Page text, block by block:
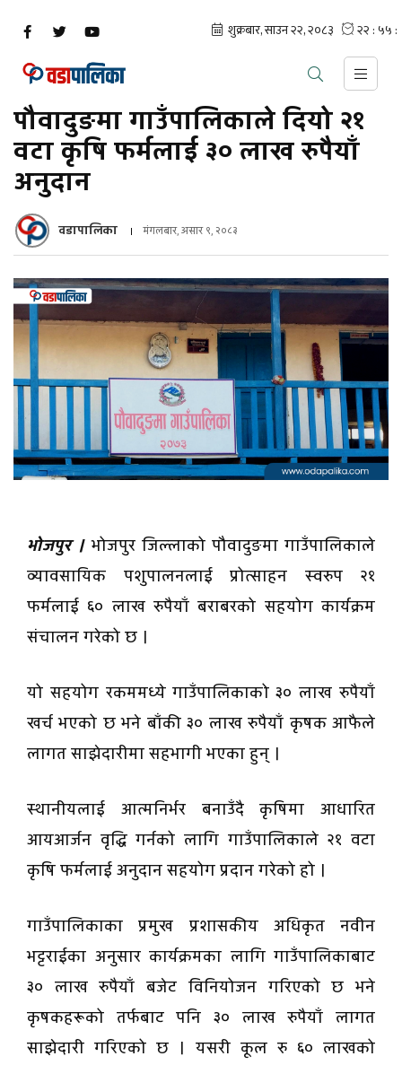
पौवादुङमा गाउँपालिकाले दियो २१
वटा कृषि फर्मलाई ३० लाख रुपैयाँ
अनुदान
वडापालिका मंगलबार, असार ९, २०८३
भोजपुर । भोजपुर जिल्लाको पौवादुङमा गाउँपालिकाले
व्यावसायिक पशुपालनलाई प्रोत्साहन स्वरुप २१
फर्मलाई ६० लाख रुपैयाँ बराबरको सहयोग कार्यक्रम
संचालन गरेको छ ।
यो सहयोग रकममध्ये गाउँपालिकाको ३० लाख रुपैयाँ
खर्च भएको छ भने बाँकी ३० लाख रुपैयाँ कृषक आफैले
लागत साझेदारीमा सहभागी भएका हुन् ।
स्थानीयलाई आत्मनिर्भर बनाउँदै कृषिमा आधारित
आयआर्जन वृद्धि गर्नको लागि गाउँपालिकाले २१ वटा
कृषि फर्मलाई अनुदान सहयोग प्रदान गरेको हो ।
गाउँपालिकाका प्रमुख प्रशासकीय अधिकृत नवीन
भट्टराईका अनुसार कार्यक्रमका लागि गाउँपालिकाबाट
३० लाख रुपैयाँ बजेट विनियोजन गरिएको छ भने
कृषकहरूको तर्फबाट पनि ३० लाख रुपैयाँ लागत
साझेदारी गरिएको छ । यसरी कूल रु ६० लाखको